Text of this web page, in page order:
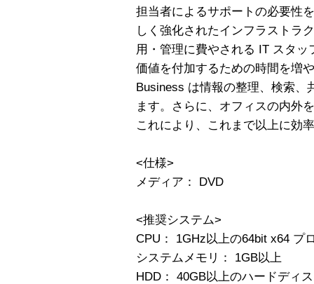
担当者によるサポートの必要性
しく強化されたインフラストラ
用・管理に費やされる IT スタ
価値を付加するための時間を増
Business は情報の整理、検索、
ます。さらに、オフィスの内外
これにより、これまで以上に効
<仕様>
メディア： DVD
<推奨システム>
CPU： 1GHz以上の64bit x64 プ
システムメモリ： 1GB以上
HDD： 40GB以上のハードディ